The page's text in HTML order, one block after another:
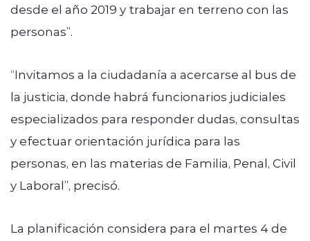
desde el año 2019 y trabajar en terreno con las
personas”.
“Invitamos a la ciudadanía a acercarse al bus de
la justicia, donde habrá funcionarios judiciales
especializados para responder dudas, consultas
y efectuar orientación jurídica para las
personas, en las materias de Familia, Penal, Civil
y Laboral”, precisó.
La planificación considera para el martes 4 de